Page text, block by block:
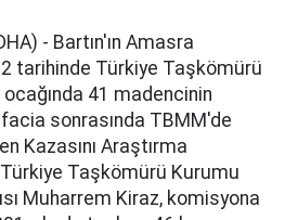
- Bartın'ın Amasra
tarihinde Türkiye Taşkömürü
41 madencinin
sonrasında TBMM'de
Kazasını Araştırma
Taşkömürü Kurumu
Muharrem Kiraz, komisyona